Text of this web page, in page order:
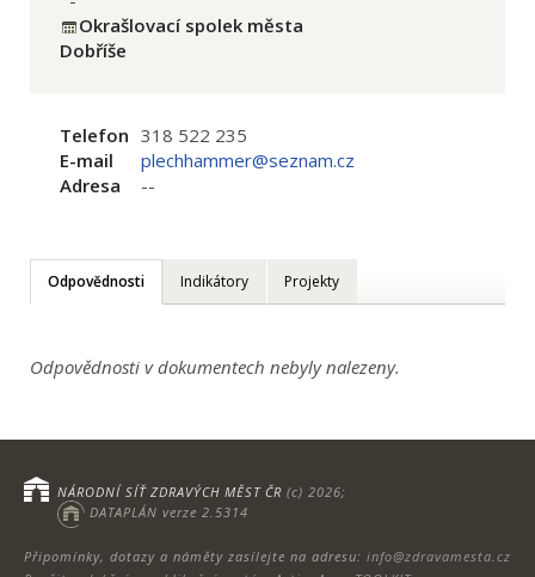
Okrašlovací spolek města
Dobříše
Telefon 318 522 235
E-mail
plechhammer@seznam.cz
Adresa
--
Odpovědnosti Indikátory Projekty
Odpovědnosti v dokumentech nebyly nalezeny.
Připomínky, dotazy a náměty zasílejte na adresu: info@zdravamesta.cz
NÁRODNÍ SÍŤ ZDRAVÝCH MĚST ČR (c) 2026;
DATAPLÁN verze 2.5314